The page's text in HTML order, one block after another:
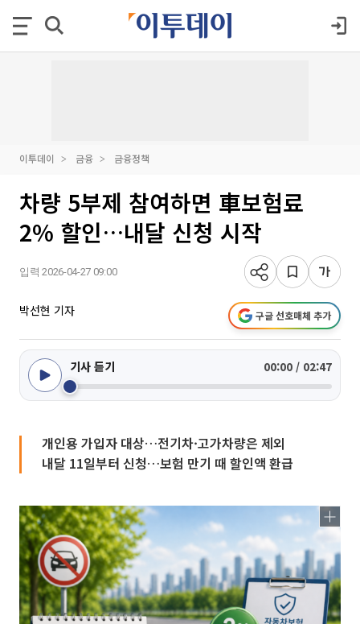
이투데이 금융 금융정책
차량 5부제 참여하면 車보험료
2% 할인…내달 신청 시작
입력 2026-04-27 09:00
박선현 기자 구글 선호매체 추가
기사 듣기 00:00 / 02:47
개인용 가입자 대상…전기차·고가차량은 제외
내달 11일부터 신청…보험 만기 때 할인액 환급